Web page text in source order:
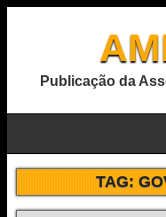
Publicação da
TAG: